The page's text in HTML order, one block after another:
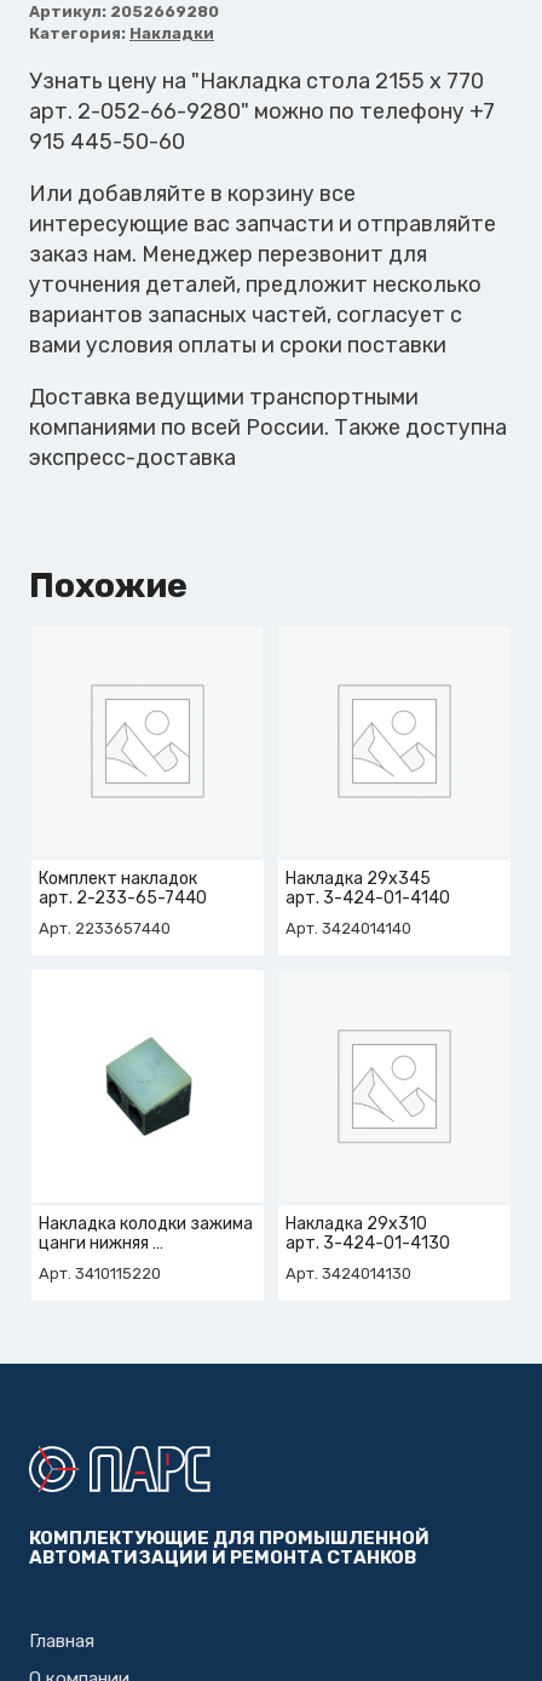
стола
2155
х
770
Артикул: 2052669280
Категория: Накладки
Узнать цену на "Накладка стола 2155 х 770
арт. 2-052-66-9280" можно по телефону +7
915 445-50-60
Или добавляйте в корзину все
интересующие вас запчасти и отправляйте
заказ нам. Менеджер перезвонит для
уточнения деталей, предложит несколько
вариантов запасных частей, согласует с
вами условия оплаты и сроки поставки
Доставка ведущими транспортными
компаниями по всей России. Также доступна
экспресс-доставка
Похожие
Комплект накладок
арт. 2-233-65-7440
Арт. 2233657440
Накладка 29х345
арт. 3-424-01-4140
Арт. 3424014140
Накладка колодки зажима
цанги нижняя
Арт. 3410115220
Накладка 29х310
арт. 3-424-01-4130
Арт. 3424014130
КОМПЛЕКТУЮЩИЕ ДЛЯ ПРОМЫШЛЕННОЙ
АВТОМАТИЗАЦИИ И РЕМОНТА СТАНКОВ
Главная